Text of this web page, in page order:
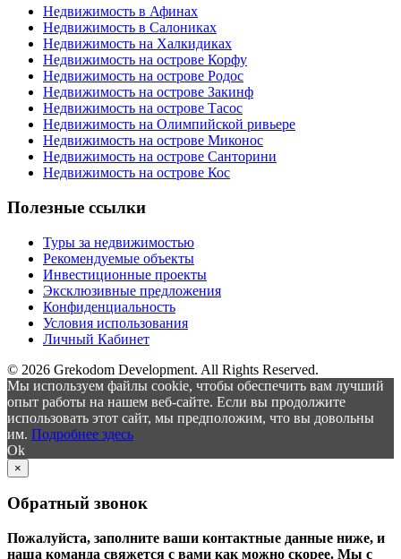
Недвижимость в Афинах
Недвижимость в Салониках
Недвижимость на Халкидиках
Недвижимость на острове Корфу
Недвижимость на острове Родос
Недвижимость на острове Закинф
Недвижимость на острове Тасос
Недвижимость на Олимпийской ривьере
Недвижимость на острове Миконос
Недвижимость на острове Санторини
Недвижимость на острове Кос
Полезные ссылки
Туры за недвижимостью
Рекомендуемые объекты
Инвестиционные проекты
Эксклюзивные предложения
Конфиденциальность
Условия использования
Личный Кабинет
© 2026 Grekodom Development. All Rights Reserved.
Мы используем файлы cookie, чтобы обеспечить вам лучший
опыт работы на нашем веб-сайте. Если вы продолжите
использовать этот сайт, мы предположим, что вы довольны
им. Подробнее здесь
Ok
×
Обратный звонок
Пожалуйста, заполните ваши контактные данные ниже, и
наша команда свяжется с вами как можно скорее. Мы с